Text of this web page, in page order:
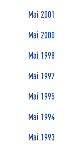
Mai 2001
Mai 2000
Mai 1998
Mai 1997
Mai 1995
Mai 1994
Mai 1993